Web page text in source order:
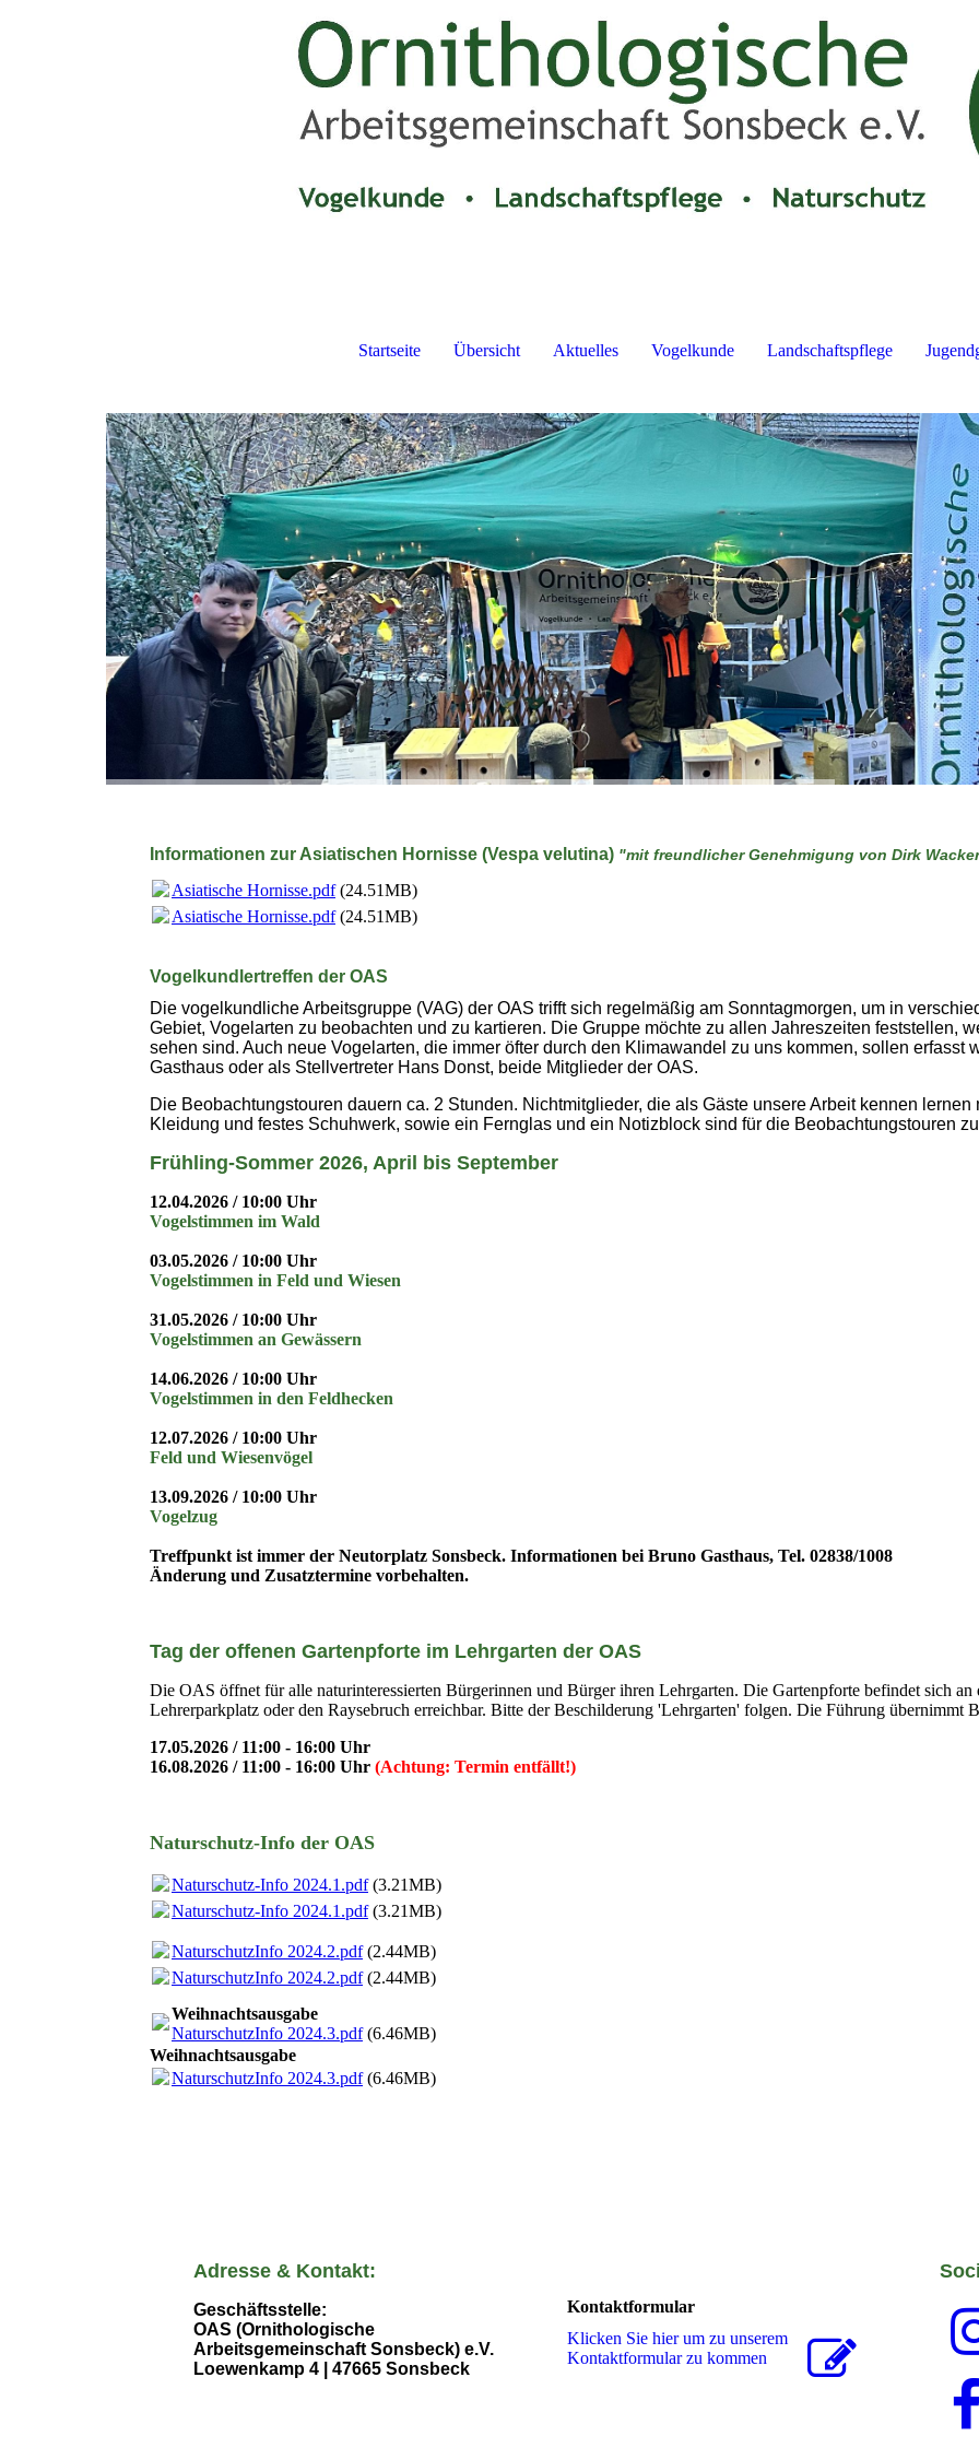
Startseite Übersicht Aktuelles Vogelkunde Landschaftspflege
Informationen zur Asiatischen Hornisse (Vespa velutina) "mit freundlicher Genehmigung von Dirk
Asiatische Hornisse.pdf(24.51MB)
Asiatische Hornisse.pdf(24.51MB)
Vogelkundlertreffen der OAS
Die vogelkundliche Arbeitsgruppe (VAG) der OAS trifft sich regelmäßig am Sonntagmorgen, um in
Gebiet, Vogelarten zu beobachten und zu kartieren. Die Gruppe möchte zu allen Jahreszeiten feststellen,
sehen sind. Auch neue Vogelarten, die immer öfter durch den Klimawandel zu uns kommen, sollen erfasst
Gasthaus oder als Stellvertreter Hans Donst, beide Mitglieder der OAS.
Die Beobachtungstouren dauern ca. 2 Stunden. Nichtmitglieder, die als Gäste unsere Arbeit kennen
Kleidung und festes Schuhwerk, sowie ein Fernglas und ein Notizblock sind für die Beobachtungstouren
Frühling-Sommer 2026, April bis September
12.04.2026 / 10:00 Uhr
Vogelstimmen im Wald
03.05.2026 / 10:00 Uhr
Vogelstimmen in Feld und Wiesen
31.05.2026 / 10:00 Uhr
Vogelstimmen an Gewässern
14.06.2026 / 10:00 Uhr
Vogelstimmen in den Feldhecken
12.07.2026 / 10:00 Uhr
Feld und Wiesenvögel
13.09.2026 / 10:00 Uhr
Vogelzug
Treffpunkt ist immer der Neutorplatz Sonsbeck. Informationen bei Bruno Gasthaus, Tel. 02838/1008
Änderung und Zusatztermine vorbehalten.
Tag der offenen Gartenpforte im Lehrgarten der OAS
Die OAS öffnet für alle naturinteressierten Bürgerinnen und Bürger ihren Lehrgarten. Die Gartenpforte befindet sich
Lehrerparkplatz oder den Raysebruch erreichbar. Bitte der Beschilderung 'Lehrgarten' folgen. Die Führung übernimmt
17.05.2026 / 11:00 - 16:00 Uhr
16.08.2026 / 11:00 - 16:00 Uhr (Achtung: Termin entfällt!)
Naturschutz-Info der OAS
Naturschutz-Info 2024.1.pdf(3.21MB)
Naturschutz-Info 2024.1.pdf(3.21MB)
NaturschutzInfo 2024.2.pdf(2.44MB)
NaturschutzInfo 2024.2.pdf(2.44MB)
Weihnachtsausgabe
NaturschutzInfo 2024.3.pdf(6.46MB)
Weihnachtsausgabe
NaturschutzInfo 2024.3.pdf(6.46MB)
Adresse & Kontakt:
Geschäftsstelle:
OAS (Ornithologische
Arbeitsgemeinschaft Sonsbeck) e.V.
Loewenkamp 4 | 47665 Sonsbeck
Kontaktformular
Klicken Sie hier um zu unserem
Kon­takt­for­mu­lar zu kommen